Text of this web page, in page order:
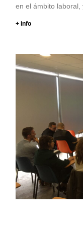
en el ámbito
+ info